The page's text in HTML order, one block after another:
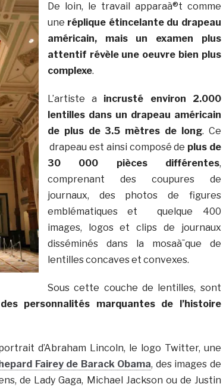
De loin, le travail apparaà®t comme
une réplique étincelante du drapeau
américain, mais un examen plus
attentif révèle une oeuvre bien plus
complexe.
L’artiste a incrusté environ 2.000
lentilles dans un drapeau américain
de plus de 3.5 mètres de long. Ce
drapeau est ainsi composé de plus de
30 000 pièces différentes,
comprenant des coupures de
journaux, des photos de figures
emblématiques et quelque 400
images, logos et clips de journaux
disséminés dans la mosaà¯que de
lentilles concaves et convexes.
Sous cette couche de lentilles, sont
personnalités marquantes de l’histoire
d’Abraham Lincoln, le logo Twitter, une
Fairey de Barack Obama, des images de
de Lady Gaga, Michael Jackson ou de Justin